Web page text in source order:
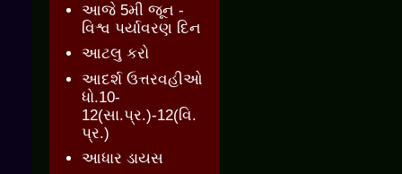
આજે 5મી જૂન -
વિશ્વ પર્યાવરણ દિન
આટલુ કરો
આદર્શ ઉત્તરવહીઓ
ધો.10-
12(સા.પ્ર.)-12(વિ.
પ્ર.)
આધાર ડાયસ